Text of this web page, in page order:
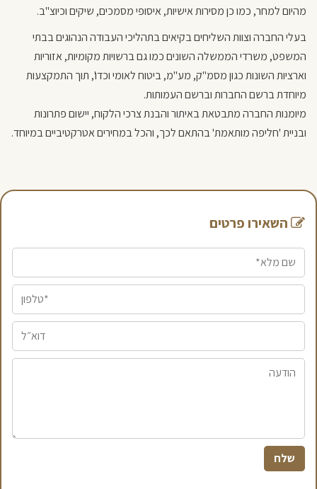
מהיום למחר, כמו כן מסירות אישיות, איסופי מסמכים, שיקים וכיוצ"ב.
בעלי החברה וצוות השליחים בקיאים בתהליכי העבודה הנהוגים בבתי
המשפט, משרדי הממשלה השונים כמו גם ברשויות מקומיות, אזוריות
וארציות השונות כגון מסמ"ק, מע"מ, ביטוח לאומי וכדו', תוך התמקצעות
מיוחדת ברשם החברות וברשם העמותות.
מיומנות החברה מתבטאת באיתור והבנת צרכי הלקוח, יישום פתרונות
ובניית 'חליפה מותאמת' בהתאם לכך, והכל במחירים אטרקטיביים במיוחד.
השאירו פרטים